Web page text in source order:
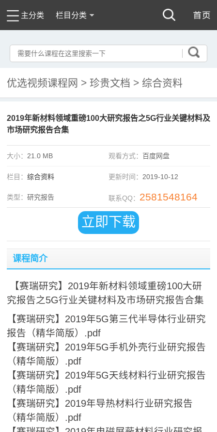
主分类 栏目分类
优选视频课程网 > 珍贵文档 > 综合资料
2019年新材料领域重磅100大研究报告之5G行业关键材料及
市场研究报告合集
大小： 21.0 MB 观看方式： 百度网盘
栏目： 综合资料 更新时间： 2019-10-12
类型： 研究报告 联系QQ： 2581548164
立即下载
课程简介
【赛瑞研究】2019年新材料领域重磅100大研
究报告之5G行业关键材料及市场研究报告合集
【赛瑞研究】2019年5G第三代半导体行业研究
报告（精华简版）.pdf
【赛瑞研究】2019年5G手机外壳行业研究报告
（精华简版）.pdf
【赛瑞研究】2019年5G天线材料行业研究报告
（精华简版）.pdf
【赛瑞研究】2019年导热材料行业研究报告
（精华简版）.pdf